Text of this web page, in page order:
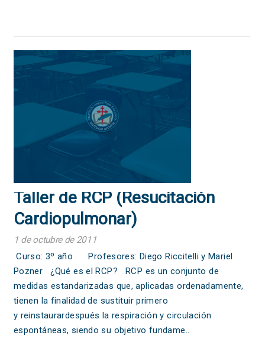
Taller de RCP (Resucitación
Cardiopulmonar)
1 de octubre de 2011
Curso: 3º año Profesores: Diego Riccitelli y Mariel
Pozner ¿Qué es el RCP? RCP es un conjunto de
medidas estandarizadas que, aplicadas ordenadamente,
tienen la finalidad de sustituir primero
y reinstaurardespués la respiración y circulación
espontáneas, siendo su objetivo fundame..